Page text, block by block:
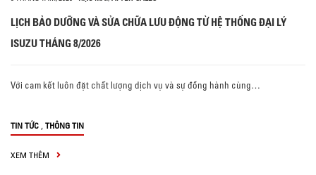
LỊCH BẢO DƯỠNG VÀ SỬA CHỮA LƯU ĐỘNG TỪ HỆ THỐNG ĐẠI LÝ
ISUZU THÁNG 8/2026
Với cam kết luôn đặt chất lượng dịch vụ và sự đồng hành cùng…
TIN TỨC , THÔNG TIN
XEM THÊM